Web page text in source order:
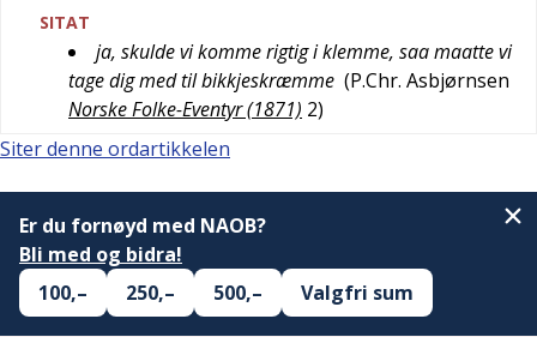
SITAT
ja, skulde vi komme rigtig i klemme, saa maatte vi
tage dig med til bikkjeskræmme (P.Chr. Asbjørnsen
Norske Folke-Eventyr (1871) 2)
Siter denne ordartikkelen
Er du fornøyd med NAOB?
Bli med og bidra!
100,–
250,– 500,– Valgfri sum